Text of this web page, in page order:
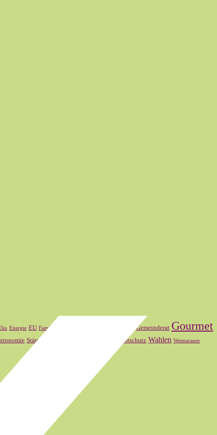
Energie EU Familienmitglied Gemeinderat Gourmet
Ständerat Umweltschutz Wahlen Weimaraner